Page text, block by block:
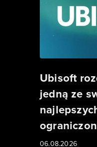
Ubisoft
jedną ze
06.08.2026